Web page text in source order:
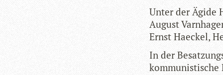
Unter der Ägide
August
Ernst Haeckel,
In der
kom­mu­nis­ti­sche